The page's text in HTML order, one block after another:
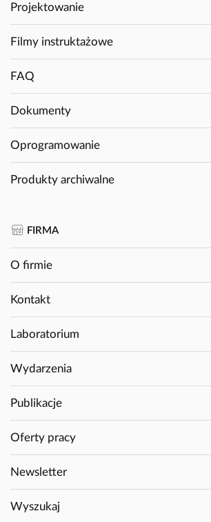
Projektowanie
Filmy instruktażowe
FAQ
Dokumenty
Oprogramowanie
Produkty archiwalne
FIRMA
O firmie
Kontakt
Laboratorium
Wydarzenia
Publikacje
Oferty pracy
Newsletter
Wyszukaj